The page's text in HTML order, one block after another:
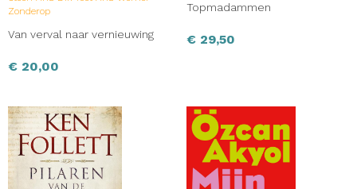
Zonderop
Van verval naar vernieuwing
€ 20,00
Topmadammen
€ 29,50